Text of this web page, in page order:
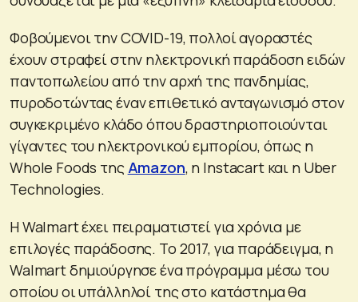
Φοβούμενοι την COVID-19, πολλοί αγοραστές
έχουν στραφεί στην ηλεκτρονική παράδοση ειδών
παντοπωλείου από την αρχή της πανδημίας,
πυροδοτώντας έναν επιθετικό ανταγωνισμό στον
συγκεκριμένο κλάδο όπου δραστηριοποιούνται
γίγαντες του ηλεκτρονικού εμπορίου, όπως η
Whole Foods της Amazon, η Instacart και η Uber
Technologies.
Η Walmart έχει πειραματιστεί για χρόνια με
επιλογές παράδοσης. Το 2017, για παράδειγμα, η
Walmart δημιούργησε ένα πρόγραμμα μέσω του
οποίου οι υπάλληλοί της στο κατάστημα θα